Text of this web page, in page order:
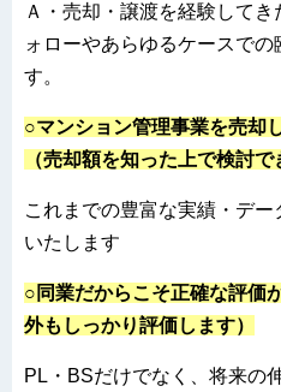
Ａ・売却・譲渡を経験して
ォローやあらゆるケースで
す。
○マンション管理事業を売却
（売却額を知った上で検討で
これまでの豊富な実績・デ
いたします
○同業だからこそ正確な評価
外もしっかり評価します）
PL・BSだけでなく、将来の